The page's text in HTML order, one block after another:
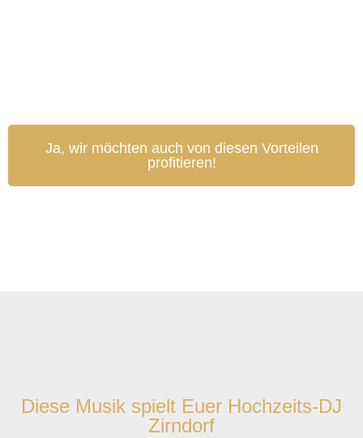
Ja, wir möchten auch von diesen Vorteilen
profitieren!
Diese Musik spielt Euer Hochzeits-DJ
Zirndorf